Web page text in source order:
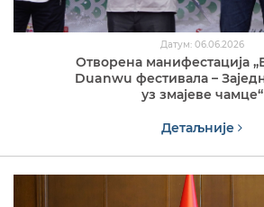
Датум: 06.06.2026
Отворена манифестација
Duanwu фестивала –
уз змајеве чамце“
Детаљније